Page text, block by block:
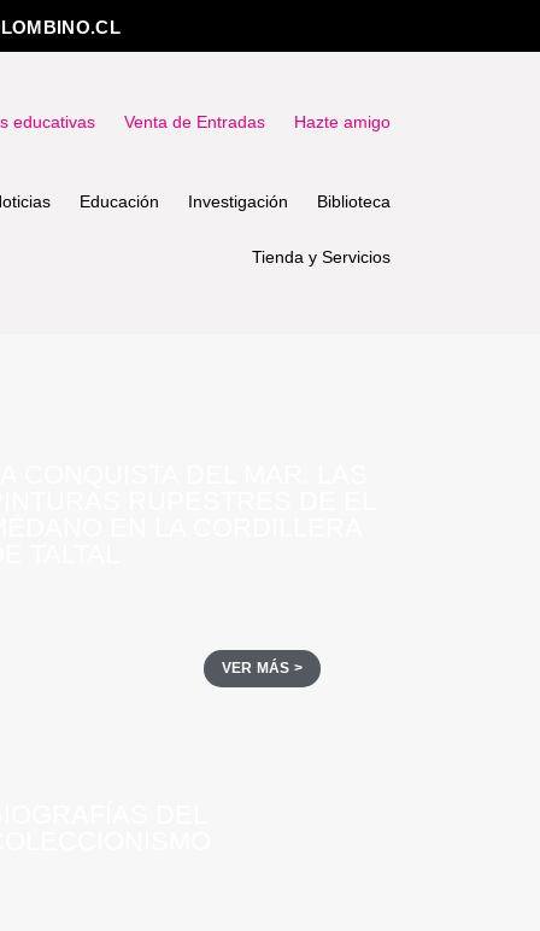
educativas Venta de Entradas Hazte amigo
Educación Investigación Biblioteca
Tienda y Servicios
VER MÁS >